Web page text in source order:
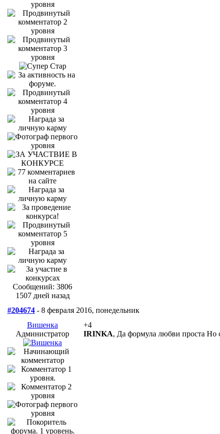
Сообщений: 3806
1507 дней назад
#204674 - 8 февраля 2016, понедельник
Вишенка
Администратор
+4
IRINKA, Да формула любви проста Но